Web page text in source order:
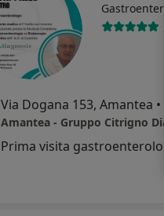
Via Dogana 153, Amantea •
Prima visita